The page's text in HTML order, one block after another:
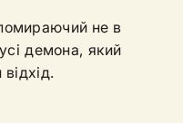
не в
демона, який